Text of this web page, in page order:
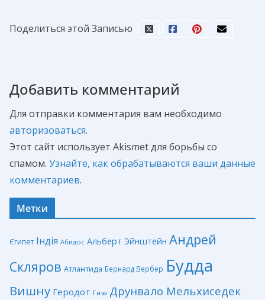
Поделиться этой Записью
Добавить комментарий
Для отправки комментария вам необходимо
авторизоваться.
Этот сайт использует Akismet для борьбы со
спамом. Узнайте, как обрабатываются ваши данные
комментариев.
Метки
Єгипет Індія Абидос Альберт Эйнштейн Андрей
Скляров Атлантида Бернард Вербер Будда
Вишну Геродот Гиза Друнвало Мельхиседек